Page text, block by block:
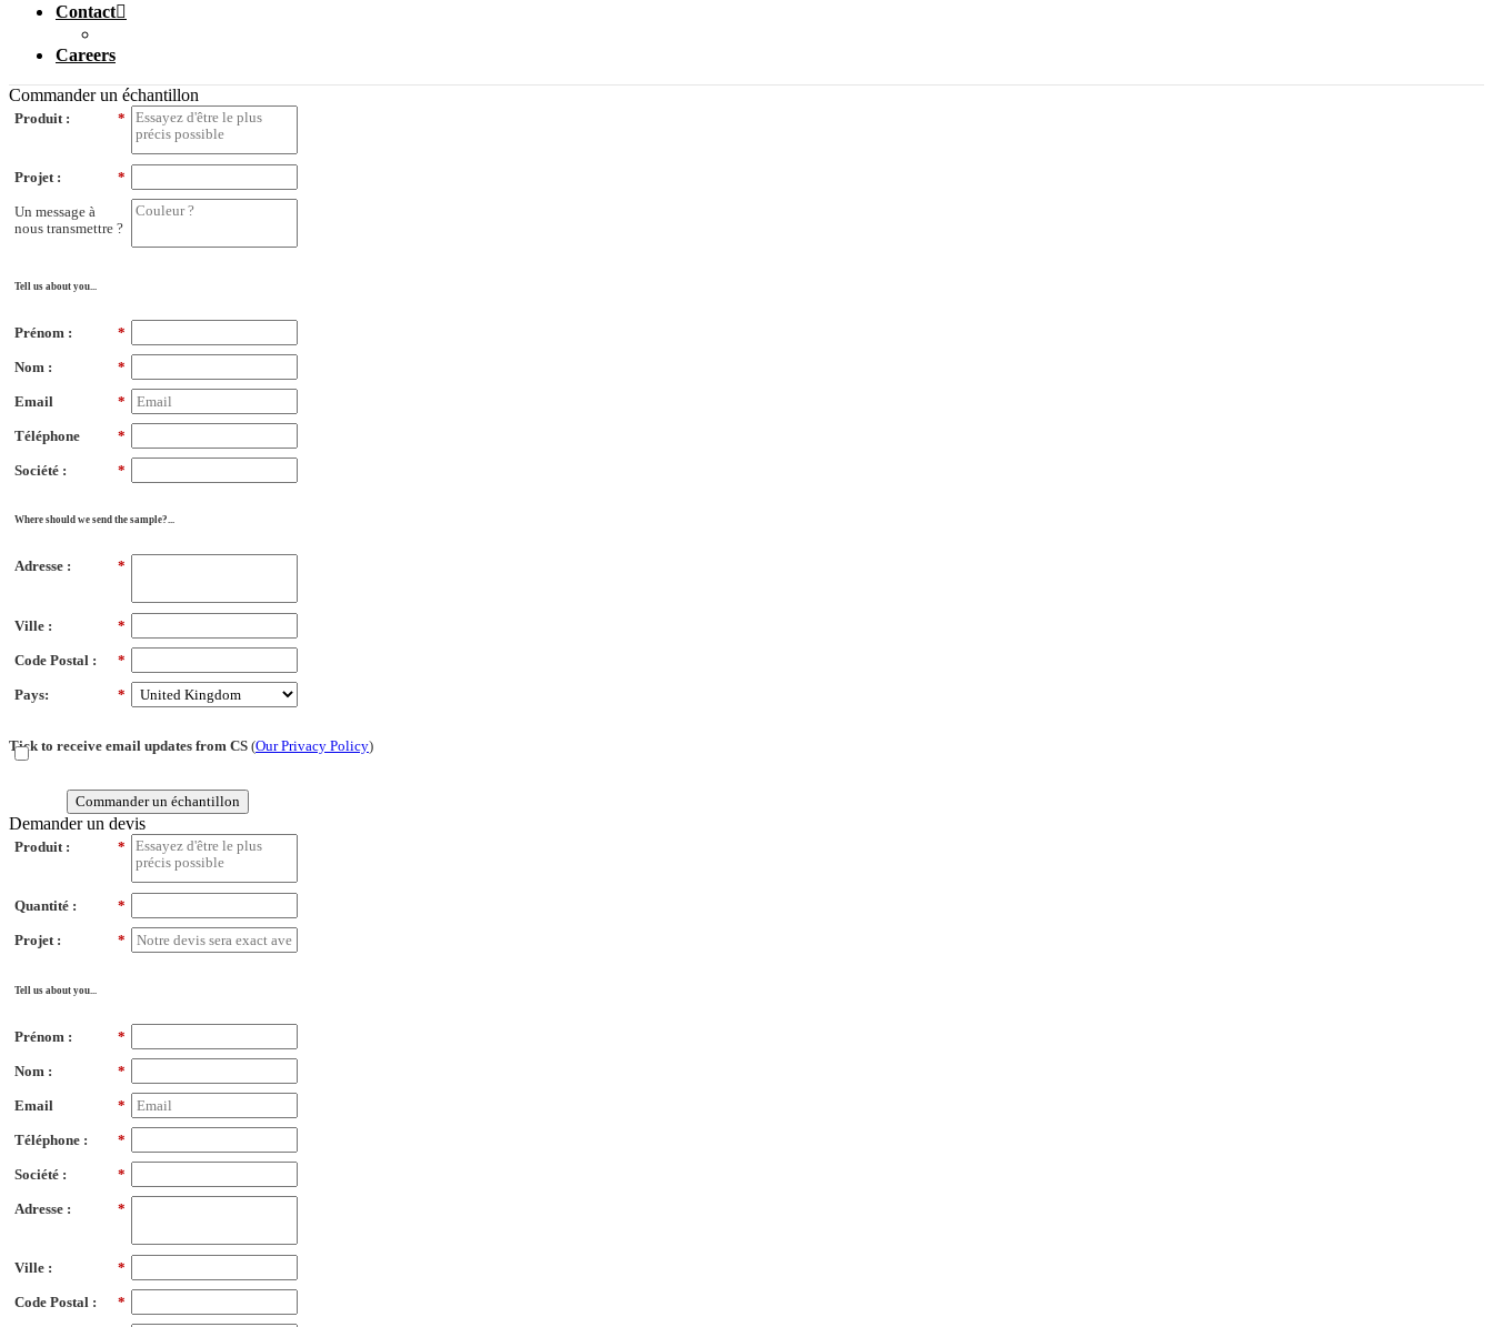
Contact
Careers
Commander un échantillon
*
Produit :
*
Projet :
Un message à
nous transmettre ?
Tell us about you...
*
Prénom :
*
Nom :
*
Email
*
Téléphone
*
Société :
Where should we send the sample?...
*
Adresse :
*
Ville :
*
Code Postal :
*
Pays:
Tick to receive email updates from CS (Our Privacy Policy)
Commander un échantillon
Demander un devis
*
Produit :
*
Quantité :
*
Projet :
Tell us about you...
*
Prénom :
*
Nom :
*
Email
*
Téléphone :
*
Société :
*
Adresse :
*
Ville :
*
Code Postal :